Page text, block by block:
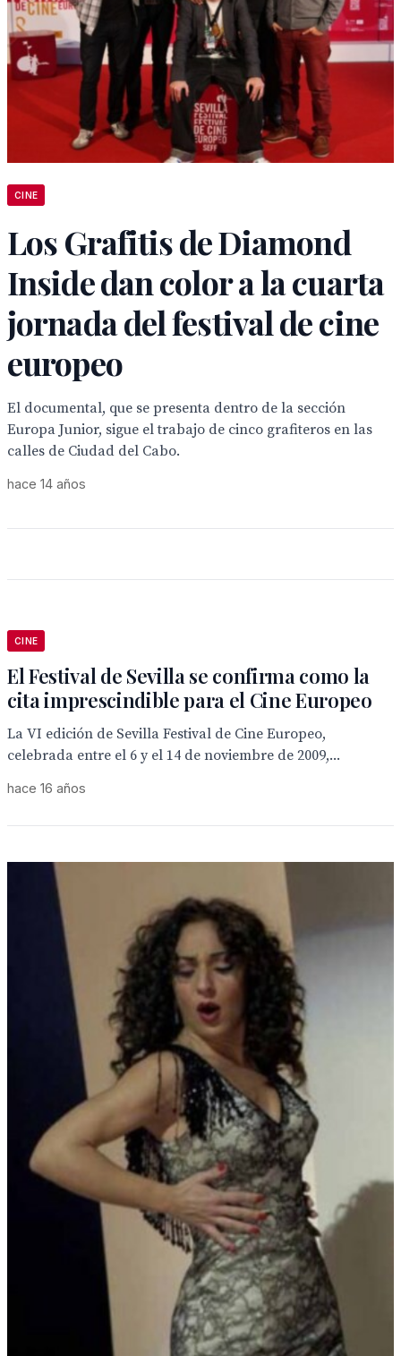
CINE
Los Grafitis de Diamond
Inside dan color a la cuarta
jornada del festival de cine
europeo
El documental, que se presenta dentro de la sección
Europa Junior, sigue el trabajo de cinco grafiteros en las
calles de Ciudad del Cabo.
hace 14 años
CINE
El Festival de Sevilla se confirma como la
cita imprescindible para el Cine Europeo
La VI edición de Sevilla Festival de Cine Europeo,
celebrada entre el 6 y el 14 de noviembre de 2009,...
hace 16 años